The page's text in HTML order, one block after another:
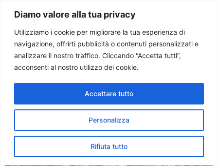
Diamo valore alla tua privacy
Utilizziamo i cookie per migliorare la tua esperienza di
navigazione, offrirti pubblicità o contenuti personalizzati e
analizzare il nostro traffico. Cliccando “Accetta tutti”,
acconsenti al nostro utilizzo dei cookie.
Personalizza
Rifiuta tutto
Accettare tutto
Paolo Ondarza
Tag:Dostoevskij
Il ricordo di mons. Carlo
Chenis, una vita per l’arte